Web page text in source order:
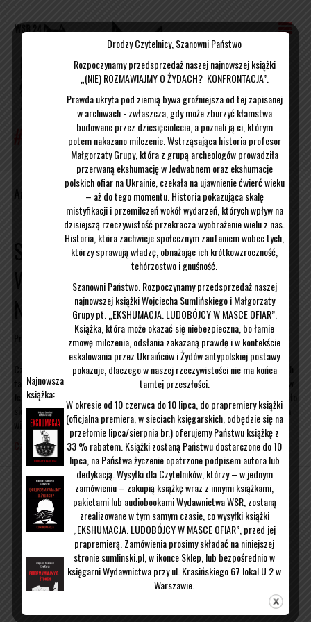
Archiwum dla grudzień 2018
SZOK I NIEDOWIERZANIE W
WARSZAWIE, CZYLI –
NIEDOINFORMOWANI
Przez Wojciech Sumliński|15/12/2018
Czasami spotykają nas sytuacje, które tak bardzo nas obchodzą, a do których
tak trudno się słowami, bo zwyczajnie nas zatyka i brakuje odpowiednich słów.
Jedną z takich sytuacji jest to, co ostatnio dzieje się w Warszawie, a co zaczęło
się od wyboru na urząd prezydenta Rafała Trzaskowskiego (i nominowanie na
wiceprezydenta Pawła Rabieja, onegdaj chłopca…
Czytaj więcej
Kontakt O mnie
Najnowsza
książka:
Drodzy Czytelnicy, Szanowni Państwo
Rozpoczynamy przedsprzedaż naszej najnowszej książki
„(NIE) ROZMAWIAJMY O ŻYDACH? KONFRONTACJA”.
Prawda ukryta pod ziemią bywa groźniejsza od tej zapisanej
w archiwach - zwłaszcza, gdy może zburzyć kłamstwa
budowane przez dziesięciolecia, a poznali ją ci, którym
potem nakazano milczenie. Wstrząsająca historia profesor
Małgorzaty Grupy, która z grupą archeologów prowadziła
przerwaną ekshumację w Jedwabnem oraz ekshumacje
polskich ofiar na Ukrainie, czekała na ujawnienie ćwierć wieku
– aż do tego momentu. Historia pokazująca skalę
mistyfikacji i przemilczeń wokół wydarzeń, których wpływ na
dzisiejszą rzeczywistość przekracza wyobrażenie wielu z nas.
Historia, która zachwieje społecznym zaufaniem wobec tych,
którzy sprawują władzę, obnażając ich krótkowzroczność,
tchórzostwo i gnuśność.
Szanowni Państwo. Rozpoczynamy przedsprzedaż naszej
najnowszej książki Wojciecha Sumlińskiego i Małgorzaty
Grupy pt. „EKSHUMACJA. LUDOBÓJCY W MASCE OFIAR”.
Książka, która może okazać się niebezpieczna, bo łamie
zmowę milczenia, odsłania zakazaną prawdę i w kontekście
eskalowania przez Ukraińców i Żydów antypolskiej postawy
pokazuje, dlaczego w naszej rzeczywistości nie ma końca
tamtej przeszłości.
W okresie od 10 czerwca do 10 lipca, do prapremiery książki
(oficjalna premiera, w sieciach księgarskich, odbędzie się na
przełomie lipca/sierpnia br.) oferujemy Państwu książkę z
33 % rabatem. Książki zostaną Państwu dostarczone do 10
lipca, na Państwa życzenie opatrzone podpisem autora lub
dedykacją. Wysyłki dla Czytelników, którzy – w jednym
zamówieniu – zakupią książkę wraz z innymi książkami,
pakietami lub audiobookami Wydawnictwa WSR, zostaną
zrealizowane w tym samym czasie, co wysyłki książki
„EKSHUMACJA. LUDOBÓJCY W MASCE OFIAR”, przed jej
prapremierą. Zamówienia prosimy składać na niniejszej
stronie sumlinski.pl, w ikonce Sklep, lub bezpośrednio w
księgarni Wydawnictwa przy ul. Krasińskiego 67 lokal U 2 w
Warszawie.
W celu uzyskania dodatkowych informacji prosimy mail: